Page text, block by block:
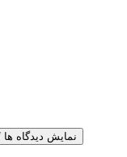
نمایش دیدگاه ها